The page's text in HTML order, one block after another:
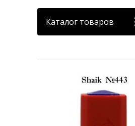
Каталог товаров